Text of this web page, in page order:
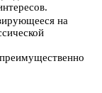
на